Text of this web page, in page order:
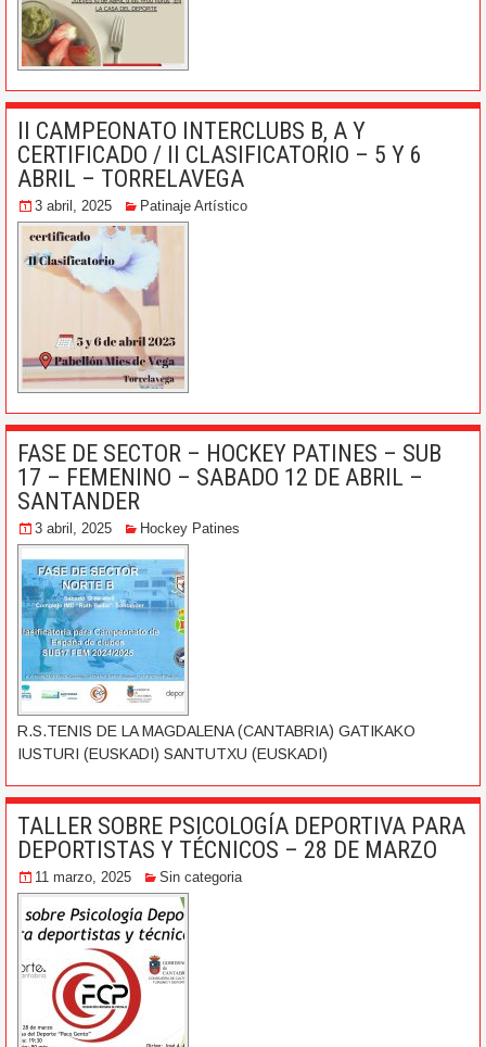
II CAMPEONATO INTERCLUBS B, A Y
CERTIFICADO / II CLASIFICATORIO – 5 Y 6
ABRIL – TORRELAVEGA
3 abril, 2025 Patinaje Artístico
FASE DE SECTOR – HOCKEY PATINES – SUB
17 – FEMENINO – SABADO 12 DE ABRIL –
SANTANDER
3 abril, 2025 Hockey Patines
R.S.TENIS DE LA MAGDALENA (CANTABRIA) GATIKAKO
IUSTURI (EUSKADI) SANTUTXU (EUSKADI)
TALLER SOBRE PSICOLOGÍA DEPORTIVA PARA
DEPORTISTAS Y TÉCNICOS – 28 DE MARZO
11 marzo, 2025 Sin categoria